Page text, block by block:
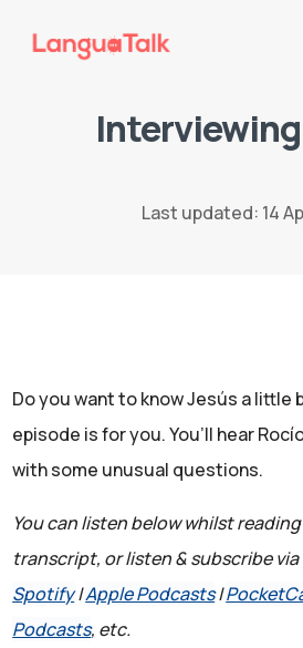
Last updated: 14
Do you want to know Jesús a little
episode is for you. You’ll hear
with some unusual questions.
You can listen below whilst
transcript, or listen & subscribe
Spotify|Apple Podcasts|
Podcasts, etc.